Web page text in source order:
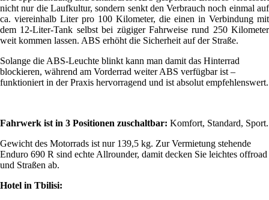
nicht nur die Laufkultur, sondern senkt den Verbrauch noch einmal auf
ca. viereinhalb Liter pro 100 Kilometer, die einen in Verbindung mit
dem 12-Liter-Tank selbst bei zügiger Fahrweise rund 250 Kilometer
weit kommen lassen. ABS erhöht die Sicherheit auf der Straße.
Solange die ABS-Leuchte blinkt kann man damit das Hinterrad
blockieren, während am Vorderrad weiter ABS verfügbar ist –
funktioniert in der Praxis hervorragend und ist absolut empfehlenswert.
Fahrwerk ist in 3 Positionen zuschaltbar: Komfort, Standard, Sport.
Gewicht des Motorrads ist nur 139,5 kg. Zur Vermietung stehende
Enduro 690 R sind echte Allrounder, damit decken Sie leichtes offroad
und Straßen ab.
Hotel in Tbilisi: